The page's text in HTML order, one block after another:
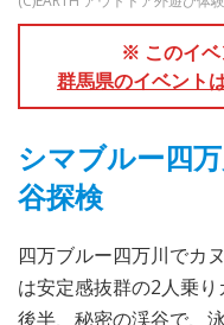
※ このイベ
群馬県のイベント
シマブルー四
谷探検
四万ブルー四万川でカ
は安定感抜群の2人乗
後半、秘密の渓谷で、